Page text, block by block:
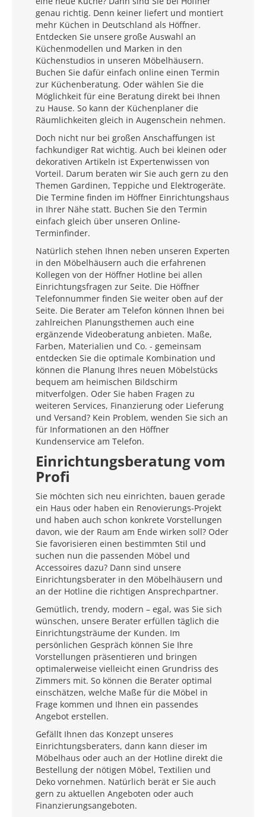
genau richtig. Denn keiner liefert und montiert
mehr Küchen in Deutschland als Höffner.
Entdecken Sie unsere große Auswahl an
Küchenmodellen und Marken in den
Küchenstudios in unseren Möbelhäusern.
Buchen Sie dafür einfach online einen Termin
zur Küchenberatung. Oder wählen Sie die
Möglichkeit für eine Beratung direkt bei Ihnen
zu Hause. So kann der Küchenplaner die
Räumlichkeiten gleich in Augenschein nehmen.
Doch nicht nur bei großen Anschaffungen ist
fachkundiger Rat wichtig. Auch bei kleinen oder
dekorativen Artikeln ist Expertenwissen von
Vorteil. Darum beraten wir Sie auch gern zu den
Themen Gardinen, Teppiche und Elektrogeräte.
Die Termine finden im Höffner Einrichtungshaus
in Ihrer Nähe statt. Buchen Sie den Termin
einfach gleich über unseren Online-
Terminfinder.
Natürlich stehen Ihnen neben unseren Experten
in den Möbelhäusern auch die erfahrenen
Kollegen von der Höffner Hotline bei allen
Einrichtungsfragen zur Seite. Die Höffner
Telefonnummer finden Sie weiter oben auf der
Seite. Die Berater am Telefon können Ihnen bei
zahlreichen Planungsthemen auch eine
ergänzende Videoberatung anbieten. Maße,
Farben, Materialien und Co. - gemeinsam
entdecken Sie die optimale Kombination und
können die Planung Ihres neuen Möbelstücks
bequem am heimischen Bildschirm
mitverfolgen. Oder Sie haben Fragen zu
weiteren Services, Finanzierung oder Lieferung
und Versand? Kein Problem, wenden Sie sich an
für Informationen an den Höffner
Kundenservice am Telefon.
Einrichtungsberatung vom
Profi
Sie möchten sich neu einrichten, bauen gerade
ein Haus oder haben ein Renovierungs-Projekt
und haben auch schon konkrete Vorstellungen
davon, wie der Raum am Ende wirken soll? Oder
Sie favorisieren einen bestimmten Stil und
suchen nun die passenden Möbel und
Accessoires dazu? Dann sind unsere
Einrichtungsberater in den Möbelhäusern und
an der Hotline die richtigen Ansprechpartner.
Gemütlich, trendy, modern – egal, was Sie sich
wünschen, unsere Berater erfüllen täglich die
Einrichtungsträume der Kunden. Im
persönlichen Gespräch können Sie Ihre
Vorstellungen präsentieren und bringen
optimalerweise vielleicht einen Grundriss des
Zimmers mit. So können die Berater optimal
einschätzen, welche Maße für die Möbel in
Frage kommen und Ihnen ein passendes
Angebot erstellen.
Gefällt Ihnen das Konzept unseres
Einrichtungsberaters, dann kann dieser im
Möbelhaus oder auch an der Hotline direkt die
Bestellung der nötigen Möbel, Textilien und
Deko vornehmen. Natürlich berät er Sie auch
gern zu aktuellen Angeboten oder auch
Finanzierungsangeboten.